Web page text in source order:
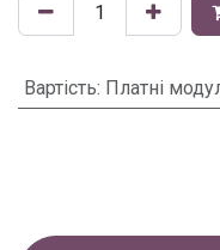
Вартість: Платні